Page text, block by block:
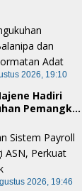
2026, 19:10
Hadiri
Pemangku
Adat
2026, 19:46